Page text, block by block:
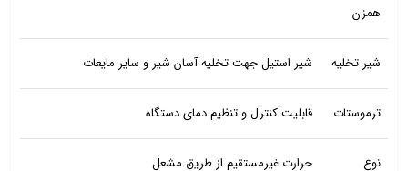
همزن
شیر تخلیه شیر استیل جهت تخلیه آسان شیر و سایر مایعات
ترموستات قابلیت کنترل و تنظیم دمای دستگاه
نوع
حرارت غیرمستقیم از طریق مشعل